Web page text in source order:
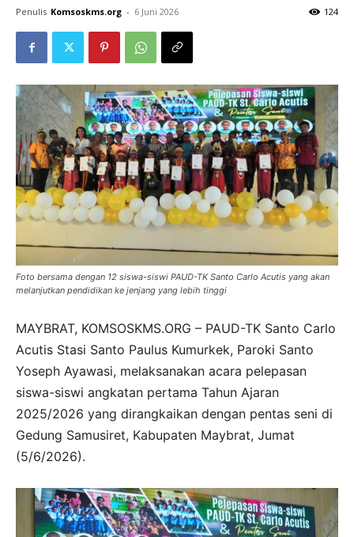
Penulis Komsoskms.org - 6 Juni 2026 124
Foto bersama dengan 12 siswa-siswi PAUD-TK Santo Carlo Acutis yang akan
melanjutkan pendidikan ke jenjang yang lebih tinggi
MAYBRAT, KOMSOSKMS.ORG – PAUD-TK Santo Carlo
Acutis Stasi Santo Paulus Kumurkek, Paroki Santo
Yoseph Ayawasi, melaksanakan acara pelepasan
siswa-siswi angkatan pertama Tahun Ajaran
2025/2026 yang dirangkaikan dengan pentas seni di
Gedung Samusiret, Kabupaten Maybrat, Jumat
(5/6/2026).